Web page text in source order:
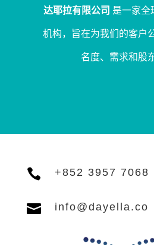
达耶拉有限公司 是一家全
机构，旨在为我们的客户
名度、需求和股
 +852 3957 7068
 info@dayella.co